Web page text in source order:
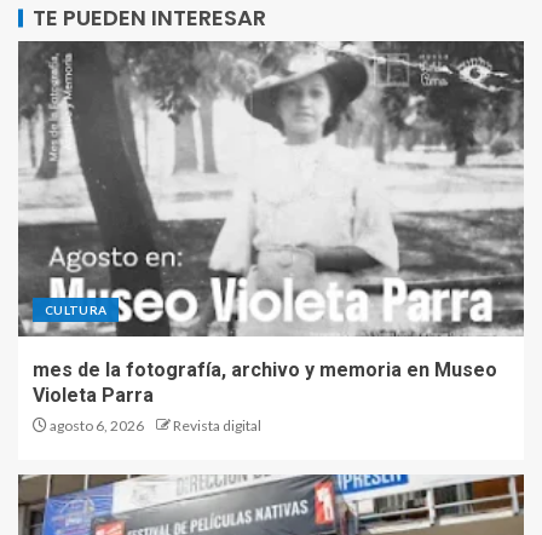
TE PUEDEN INTERESAR
CULTURA
mes de la fotografía, archivo y memoria en Museo
Violeta Parra
agosto 6, 2026 Revista digital